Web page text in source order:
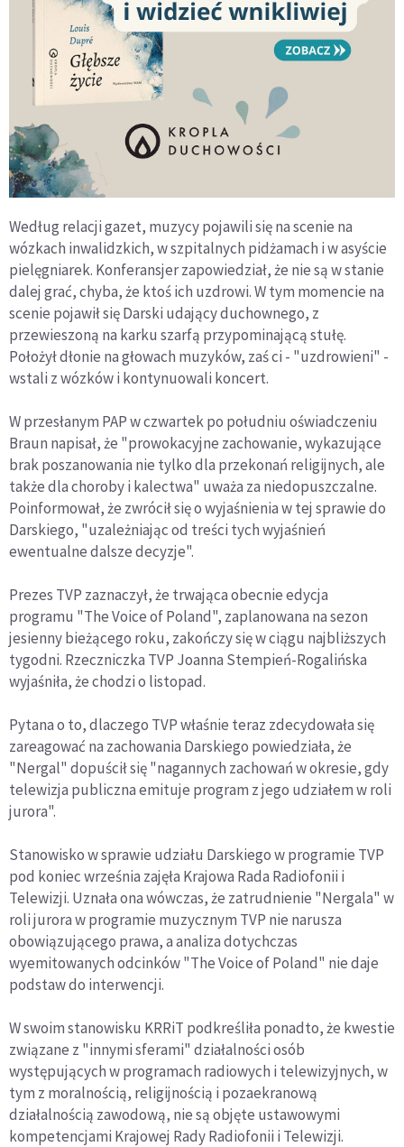
Według relacji gazet, muzycy pojawili się na scenie na
wózkach inwalidzkich, w szpitalnych pidżamach i w asyście
pielęgniarek. Konferansjer zapowiedział, że nie są w stanie
dalej grać, chyba, że ktoś ich uzdrowi. W tym momencie na
scenie pojawił się Darski udający duchownego, z
przewieszoną na karku szarfą przypominającą stułę.
Położył dłonie na głowach muzyków, zaś ci - "uzdrowieni" -
wstali z wózków i kontynuowali koncert.
W przesłanym PAP w czwartek po południu oświadczeniu
Braun napisał, że "prowokacyjne zachowanie, wykazujące
brak poszanowania nie tylko dla przekonań religijnych, ale
także dla choroby i kalectwa" uważa za niedopuszczalne.
Poinformował, że zwrócił się o wyjaśnienia w tej sprawie do
Darskiego, "uzależniając od treści tych wyjaśnień
ewentualne dalsze decyzje".
Prezes TVP zaznaczył, że trwająca obecnie edycja
programu "The Voice of Poland", zaplanowana na sezon
jesienny bieżącego roku, zakończy się w ciągu najbliższych
tygodni. Rzeczniczka TVP Joanna Stempień-Rogalińska
wyjaśniła, że chodzi o listopad.
Pytana o to, dlaczego TVP właśnie teraz zdecydowała się
zareagować na zachowania Darskiego powiedziała, że
"Nergal" dopuścił się "nagannych zachowań w okresie, gdy
telewizja publiczna emituje program z jego udziałem w roli
jurora".
Stanowisko w sprawie udziału Darskiego w programie TVP
pod koniec września zajęła Krajowa Rada Radiofonii i
Telewizji. Uznała ona wówczas, że zatrudnienie "Nergala" w
roli jurora w programie muzycznym TVP nie narusza
obowiązującego prawa, a analiza dotychczas
wyemitowanych odcinków "The Voice of Poland" nie daje
podstaw do interwencji.
W swoim stanowisku KRRiT podkreśliła ponadto, że kwestie
związane z "innymi sferami" działalności osób
występujących w programach radiowych i telewizyjnych, w
tym z moralnością, religijnością i pozaekranową
działalnością zawodową, nie są objęte ustawowymi
kompetencjami Krajowej Rady Radiofonii i Telewizji.